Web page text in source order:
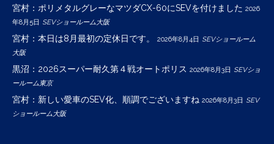
宮村：ポリメタルグレーなマツダCX-60にSEVを付けました 2026
年8月5日 SEVショールーム大阪
宮村：本日は8月最初の定休日です。 2026年8月4日 SEVショールーム
大阪
黒沼：2026スーパー耐久第４戦オートポリス 2026年8月3日 SEVショ
ールーム東京
宮村：新しい愛車のSEV化、順調でございますね 2026年8月3日 SEV
ショールーム大阪